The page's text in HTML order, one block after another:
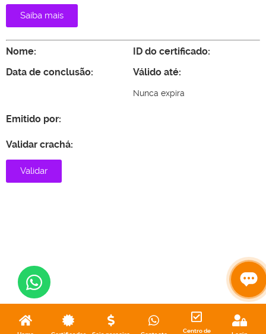
Saiba mais
Nome:
Data de conclusão:
ID do certificado:
Válido até:
Nunca expira
Emitido por:
Validar crachá:
Validar
Centro de